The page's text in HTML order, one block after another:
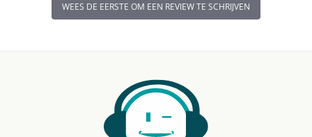
WEES DE EERSTE OM EEN REVIEW TE SCHRIJVEN